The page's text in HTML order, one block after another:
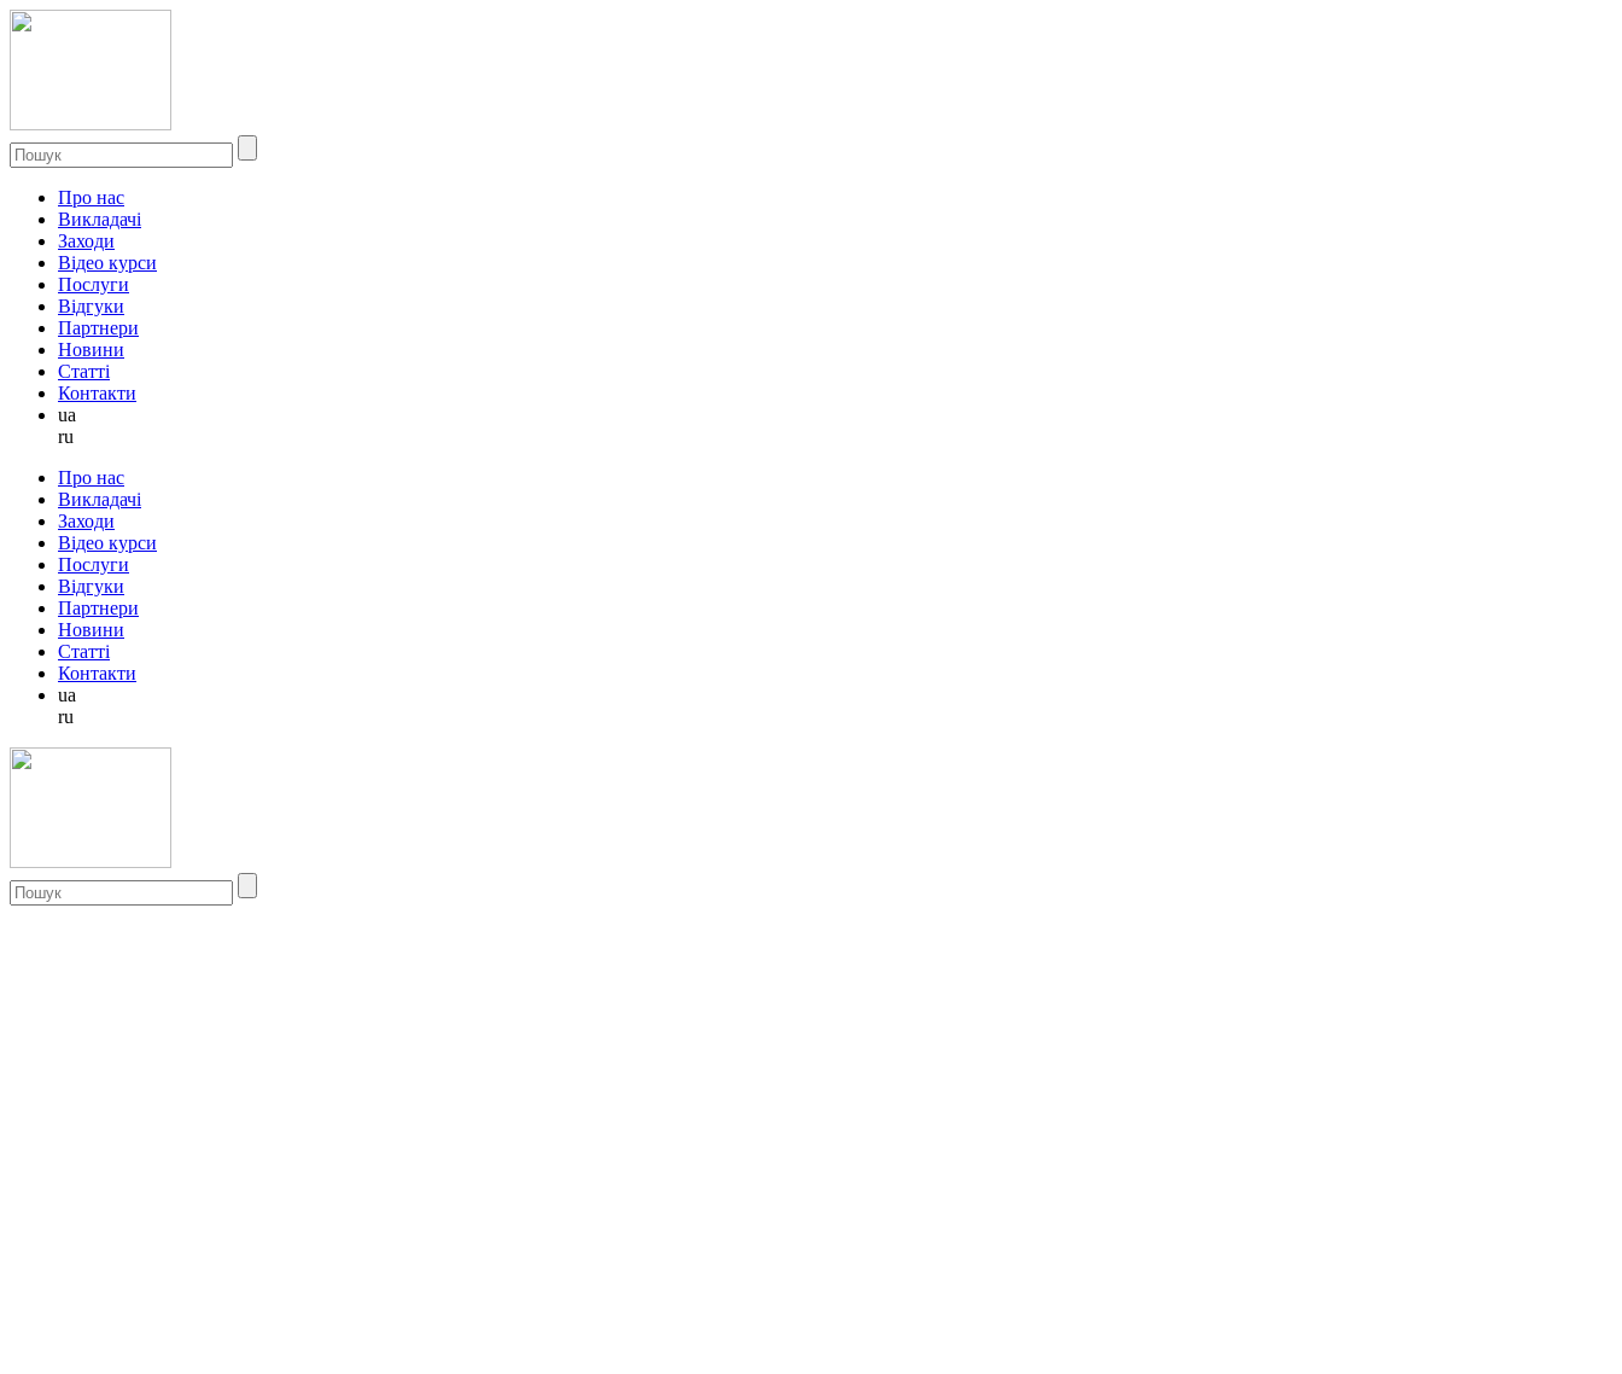
Про нас
Викладачі
Заходи
Відео курси
Послуги
Відгуки
Партнери
Новини
Статті
Контакти
ua
ru
Про нас
Викладачі
Заходи
Відео курси
Послуги
Відгуки
Партнери
Новини
Статті
Контакти
ua
ru